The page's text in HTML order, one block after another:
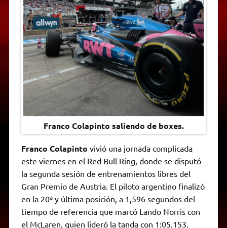
A
p
p
r
a
m
e
r
o
o
k
n
g
e
r
i
n
k
F
r
i
e
n
d
l
y
Franco Colapinto saliendo de boxes.
Franco Colapinto vivió una jornada complicada
este viernes en el Red Bull Ring, donde se disputó
la segunda sesión de entrenamientos libres del
Gran Premio de Austria. El piloto argentino finalizó
en la 20ª y última posición, a 1,596 segundos del
tiempo de referencia que marcó Lando Norris con
el McLaren, quien lideró la tanda con 1:05.153.